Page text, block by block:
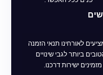
לאורחינו תנאי הזמנה
ביותר לגבי שינויים
ישירות דרכנו.